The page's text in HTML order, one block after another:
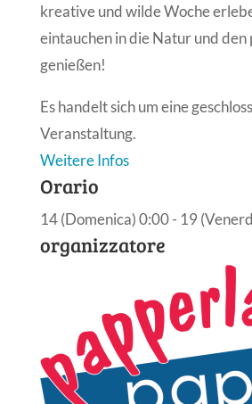
kreative und wilde Woche
eintauchen in die Natur und den
genießen!
Es handelt sich um eine
Veranstaltung.
Weitere Infos
Orario
14 (Domenica) 0:00 - 19
organizzatore